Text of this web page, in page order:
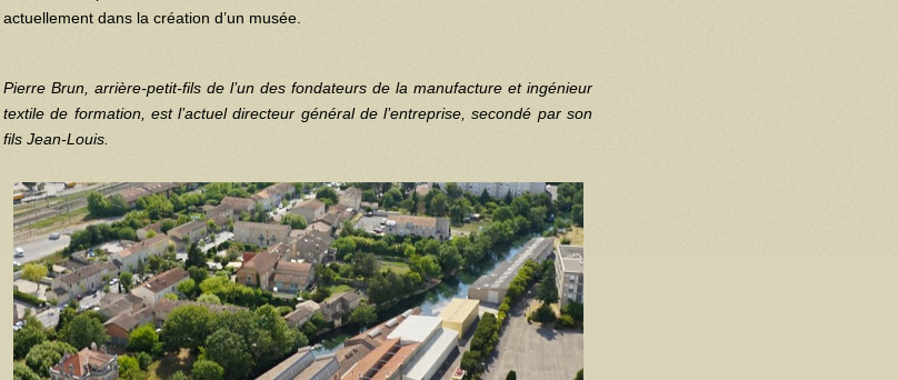
actuellement dans la création d’un musée.
Pierre Brun, arrière-petit-fils de l’un des fondateurs de la manufacture et ingénieur
textile de formation, est l’actuel directeur général de l’entreprise, secondé par son
fils Jean-Louis.